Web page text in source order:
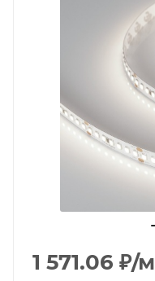
1 571.06 ₽/м